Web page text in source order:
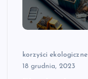
korzyści ekologiczne
18 grudnia, 2023